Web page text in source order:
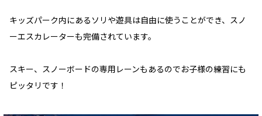
キッズパーク内にあるソリや遊具は自由に使うことができ、スノ
ーエスカレーターも完備されています。
スキー、スノーボードの専用レーンもあるのでお子様の練習にも
ピッタリです！